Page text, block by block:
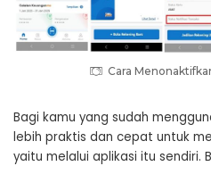
Cara
Bagi kamu yang sudah
lebih praktis dan cepat untuk
yaitu melalui aplikasi itu sendiri.